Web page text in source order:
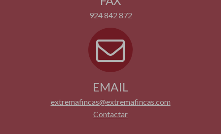
924 842 872
EMAIL
extremafincas@extremafincas.com
Contactar